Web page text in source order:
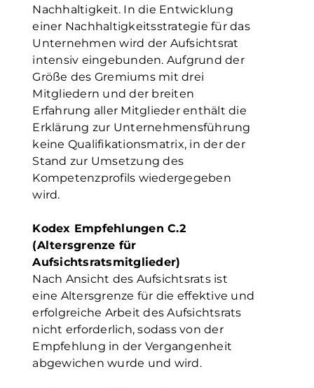
Nachhaltigkeit. In die Entwicklung
einer Nachhaltigkeitsstrategie für das
Unternehmen wird der Aufsichtsrat
intensiv eingebunden. Aufgrund der
Größe des Gremiums mit drei
Mitgliedern und der breiten
Erfahrung aller Mitglieder enthält die
Erklärung zur Unternehmensführung
keine Qualifikationsmatrix, in der der
Stand zur Umsetzung des
Kompetenzprofils wiedergegeben
wird.
Kodex Empfehlungen C.2
(Altersgrenze für
Aufsichtsratsmitglieder)
Nach Ansicht des Aufsichtsrats ist
eine Altersgrenze für die effektive und
erfolgreiche Arbeit des Aufsichtsrats
nicht erforderlich, sodass von der
Empfehlung in der Vergangenheit
abgewichen wurde und wird.